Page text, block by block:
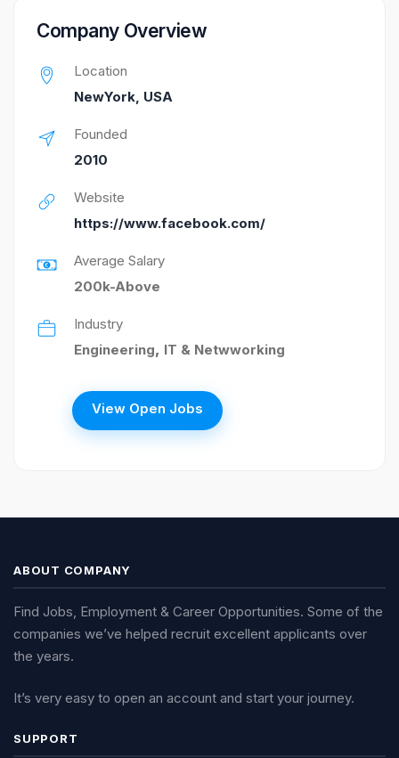
Company Overview
Location
NewYork, USA
Founded
2010
Website
https://www.facebook.com/
Average Salary
200k-Above
Industry
Engineering, IT & Netwworking
View Open Jobs
ABOUT COMPANY
Find Jobs, Employment & Career Opportunities. Some of the
companies we’ve helped recruit excellent applicants over
the years.
It’s very easy to open an account and start your journey.
SUPPORT